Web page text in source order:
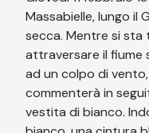
Massabielle, lungo il
secca. Mentre si sta
attraversare il fiume
ad un colpo di
commenterà in
vestita di bianco.